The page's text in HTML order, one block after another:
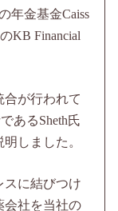
年金基金Caiss
KB Financial
合が行われて
あるSheth氏
しました。
スに結びつけ
会社を当社の